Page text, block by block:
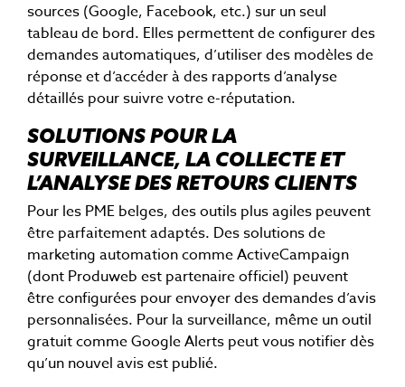
sources (Google, Facebook, etc.) sur un seul
tableau de bord. Elles permettent de configurer des
demandes automatiques, d’utiliser des modèles de
réponse et d’accéder à des rapports d’analyse
détaillés pour suivre votre e-réputation.
SOLUTIONS POUR LA
SURVEILLANCE, LA COLLECTE ET
L’ANALYSE DES RETOURS CLIENTS
Pour les PME belges, des outils plus agiles peuvent
être parfaitement adaptés. Des solutions de
marketing automation comme ActiveCampaign
(dont Produweb est partenaire officiel) peuvent
être configurées pour envoyer des demandes d’avis
personnalisées. Pour la surveillance, même un outil
gratuit comme Google Alerts peut vous notifier dès
qu’un nouvel avis est publié.